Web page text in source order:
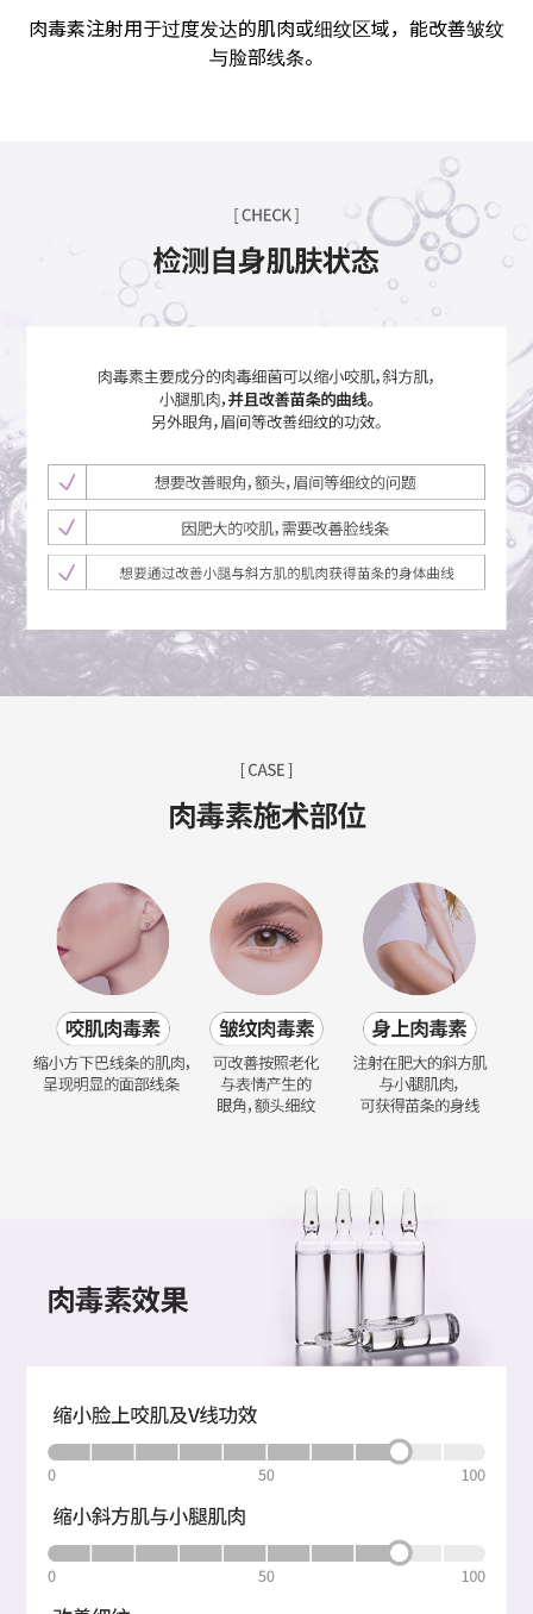
肉毒素注射用于过度发达的肌肉或细纹区域，能改善皱纹
与脸部线条。